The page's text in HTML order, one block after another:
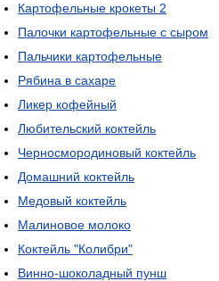
Картофельные крокеты 2
Палочки картофельные с сыром
Пальчики картофельные
Рябина в сахаре
Ликер кофейный
Любительский коктейль
Черносмородиновый коктейль
Домашний коктейль
Медовый коктейль
Малиновое молоко
Коктейль "Колибри"
Винно-шоколадный пунш